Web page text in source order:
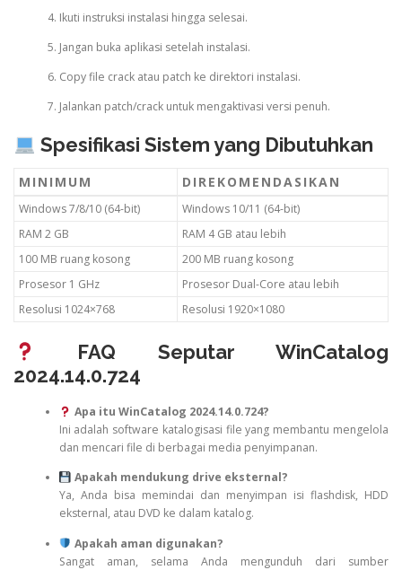
Ikuti instruksi instalasi hingga selesai.
Jangan buka aplikasi setelah instalasi.
Copy file crack atau patch ke direktori instalasi.
Jalankan patch/crack untuk mengaktivasi versi penuh.
Spesifikasi Sistem yang Dibutuhkan
MINIMUM DIREKOMENDASIKAN
Windows 7/8/10 (64-bit)
Windows 10/11 (64-bit)
RAM 2 GB
RAM 4 GB atau lebih
100 MB ruang kosong
200 MB ruang kosong
Prosesor 1 GHz
Prosesor Dual-Core atau lebih
Resolusi 1024×768
Resolusi 1920×1080
FAQ Seputar WinCatalog
2024.14.0.724
Apa itu WinCatalog 2024.14.0.724?
Ini adalah software katalogisasi file yang membantu mengelola
dan mencari file di berbagai media penyimpanan.
Apakah mendukung drive eksternal?
Ya, Anda bisa memindai dan menyimpan isi flashdisk, HDD
eksternal, atau DVD ke dalam katalog.
Apakah aman digunakan?
Sangat aman, selama Anda mengunduh dari sumber